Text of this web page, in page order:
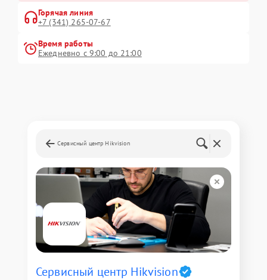
Горячая линия
+7 (341) 265-07-67
Время работы
Ежедневно с 9:00 до 21:00
Сервисный центр Hikvision
Сервисный центр Hikvision